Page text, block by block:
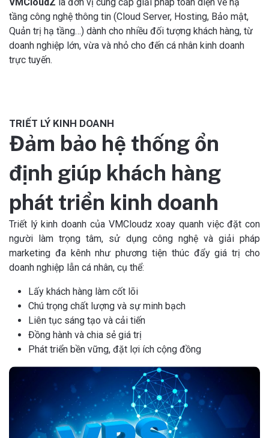
tầng công nghệ thông tin (Cloud Server, Hosting, Bảo mật,
Quản trị hạ tầng…) dành cho nhiều đối tượng khách hàng, từ
doanh nghiệp lớn, vừa và nhỏ cho đến cá nhân kinh doanh
trực tuyến.
TRIẾT LÝ KINH DOANH
Đảm bảo hệ thống ổn
định giúp khách hàng
phát triển kinh doanh
Triết lý kinh doanh của VMCloudz xoay quanh việc đặt con
người làm trọng tâm, sử dụng công nghệ và giải pháp
marketing đa kênh như phương tiện thúc đẩy giá trị cho
doanh nghiệp lẫn cá nhân, cụ thể:
Lấy khách hàng làm cốt lõi
Chú trọng chất lượng và sự minh bạch
Liên tục sáng tạo và cải tiến
Đồng hành và chia sẻ giá trị
Phát triển bền vững, đặt lợi ích cộng đồng